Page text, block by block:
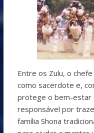
Entre os Zulu, o
como sacerdote e,
protege o bem-estar
responsável por
família Shona